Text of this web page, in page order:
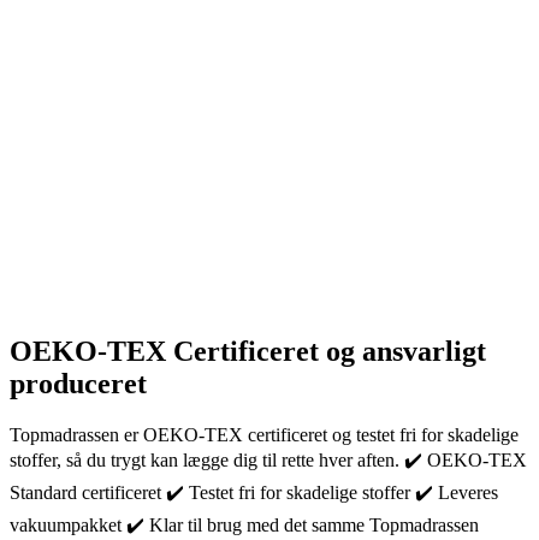
OEKO-TEX Certificeret og ansvarligt
produceret
Topmadrassen er OEKO-TEX certificeret og testet fri for skadelige
stoffer, så du trygt kan lægge dig til rette hver aften. ✔️ OEKO-TEX
Standard certificeret ✔️ Testet fri for skadelige stoffer ✔️ Leveres
vakuumpakket ✔️ Klar til brug med det samme Topmadrassen